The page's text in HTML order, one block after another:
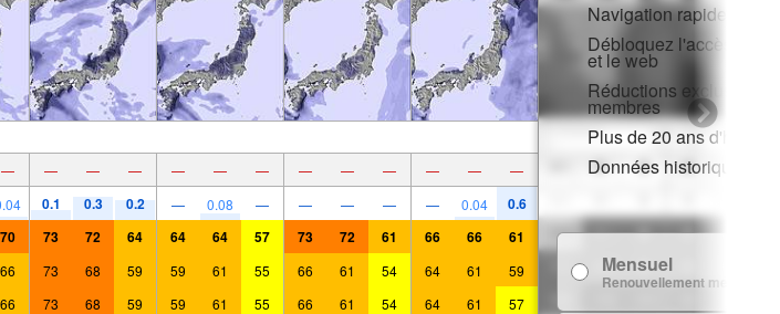
— — — — — — — — — — — — —
0.1 0.3 0.2 — 0.08 — — — — — 0.04 0.6
70 73 72 64 64 64 57 73 72 61 66 66 61
66 73 68 59 59 61 55 66 61 54 64 61 59
66 73 68 59 59 61 55 66 61 54 64 61 57
Navigation rapide sans
Débloquez l'accès
et le web
Réductions exclusives
membres
Plus de 20 ans
Données historiques
Mensuel
Renouvellement mensuel